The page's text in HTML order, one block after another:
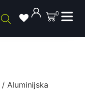
0
/ Aluminijska